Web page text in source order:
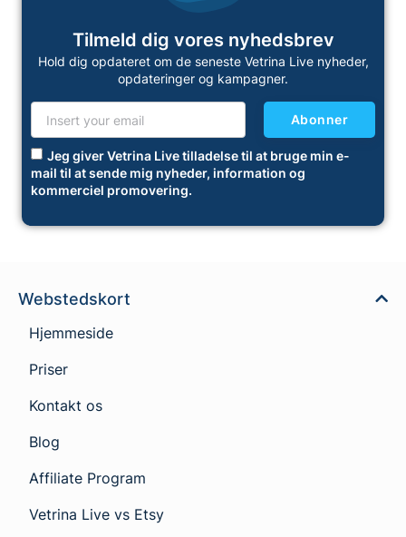
Tilmeld dig vores nyhedsbrev
Hold dig opdateret om de seneste Vetrina Live nyheder,
opdateringer og kampagner.
Jeg giver Vetrina Live tilladelse til at bruge min e-
mail til at sende mig nyheder, information og
kommerciel promovering.
Abonner
Webstedskort
Hjemmeside
Priser
Kontakt os
Blog
Affiliate Program
Vetrina Live vs Etsy